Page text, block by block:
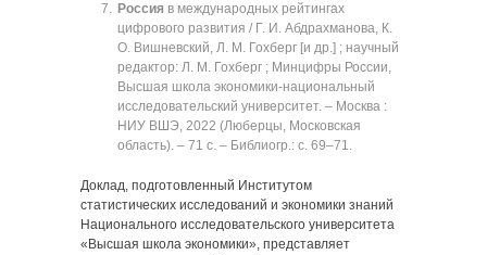
Россия в международных рейтингах
цифрового развития / Г. И. Абдрахманова, К.
О. Вишневский, Л. М. Гохберг [и др.] ; научный
редактор: Л. М. Гохберг ; Минцифры России,
Высшая школа экономики-национальный
исследовательский университет. ‒ Москва :
НИУ ВШЭ, 2022 (Люберцы, Московская
область). ‒ 71 с. ‒ Библиогр.: с. 69‒71.
Доклад, подготовленный Институтом
статистических исследований и экономики знаний
Национального исследовательского университета
«Высшая школа экономики», представляет